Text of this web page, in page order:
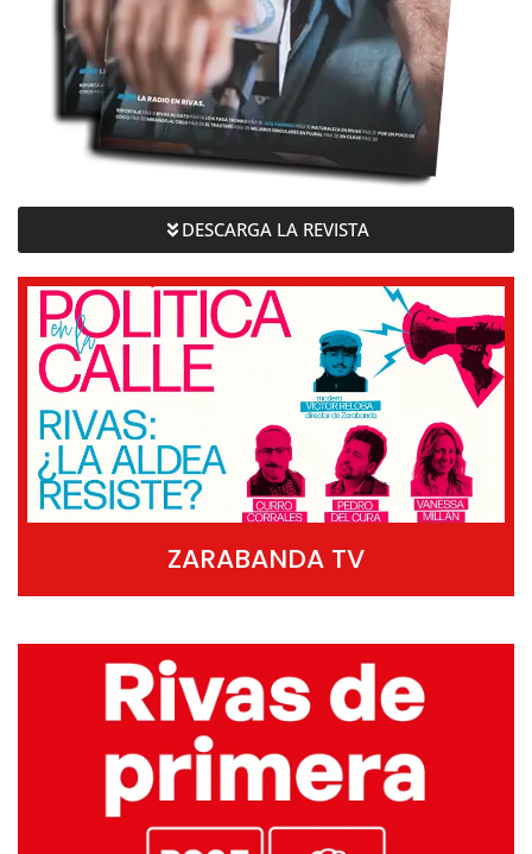
DESCARGA LA REVISTA
ZARABANDA TV